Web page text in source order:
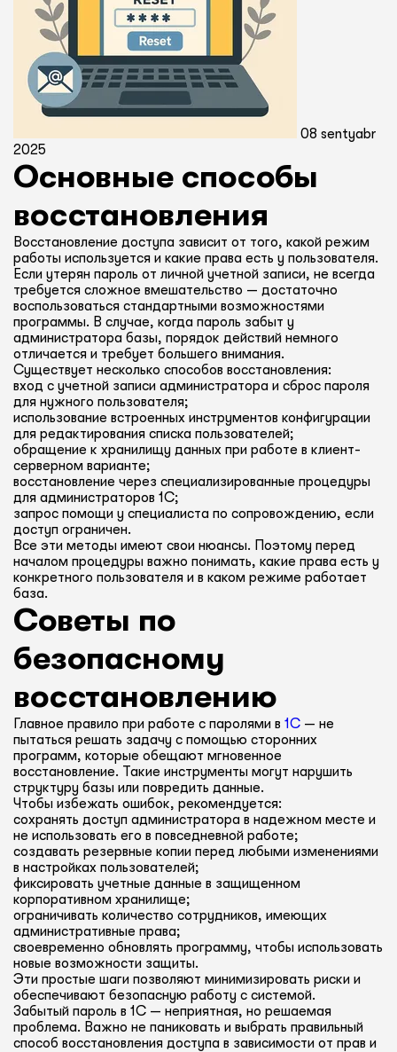
08 sentyabr
2025
Основные способы
восстановления
Восстановление доступа зависит от того, какой режим
работы используется и какие права есть у пользователя.
Если утерян пароль от личной учетной записи, не всегда
требуется сложное вмешательство — достаточно
воспользоваться стандартными возможностями
программы. В случае, когда пароль забыт у
администратора базы, порядок действий немного
отличается и требует большего внимания.
Существует несколько способов восстановления:
вход с учетной записи администратора и сброс пароля
для нужного пользователя;
использование встроенных инструментов конфигурации
для редактирования списка пользователей;
обращение к хранилищу данных при работе в клиент-
серверном варианте;
восстановление через специализированные процедуры
для администраторов 1С;
запрос помощи у специалиста по сопровождению, если
доступ ограничен.
Все эти методы имеют свои нюансы. Поэтому перед
началом процедуры важно понимать, какие права есть у
конкретного пользователя и в каком режиме работает
база.
Советы по
безопасному
восстановлению
Главное правило при работе с паролями в 1С — не
пытаться решать задачу с помощью сторонних
программ, которые обещают мгновенное
восстановление. Такие инструменты могут нарушить
структуру базы или повредить данные.
Чтобы избежать ошибок, рекомендуется:
сохранять доступ администратора в надежном месте и
не использовать его в повседневной работе;
создавать резервные копии перед любыми изменениями
в настройках пользователей;
фиксировать учетные данные в защищенном
корпоративном хранилище;
ограничивать количество сотрудников, имеющих
административные права;
своевременно обновлять программу, чтобы использовать
новые возможности защиты.
Эти простые шаги позволяют минимизировать риски и
обеспечивают безопасную работу с системой.
Забытый пароль в 1С — неприятная, но решаемая
проблема. Важно не паниковать и выбрать правильный
способ восстановления доступа в зависимости от прав и